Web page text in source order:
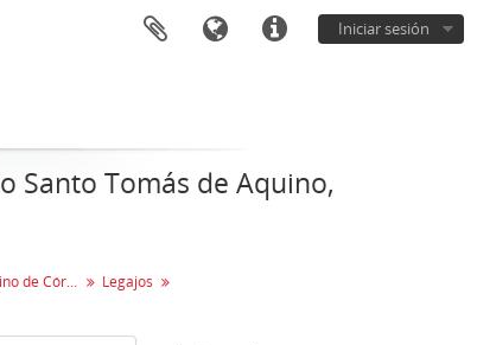
Iniciar sesión
Santo Tomás de Aquino,
Casa de Santo Tomás de Aquino de Córdoba
Legajos